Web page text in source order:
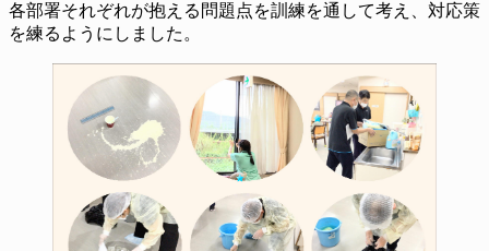
各部署それぞれが抱える問題点を訓練を通して考え、対応策
を練るようにしました。